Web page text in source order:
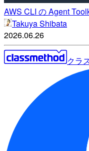
AWS CLI の Agent
Takuya Shibata
2026.06.26
クラ